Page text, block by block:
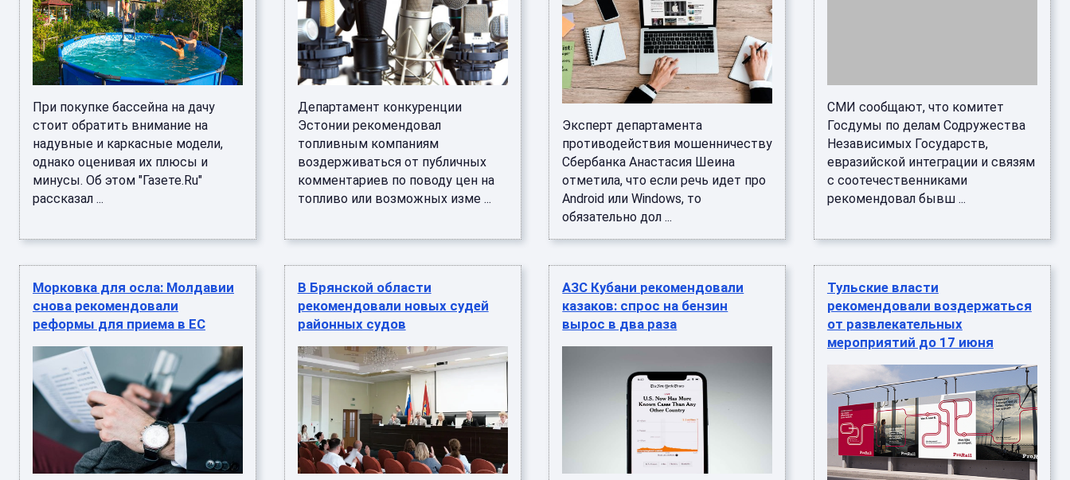
При покупке бассейна на дачу
стоит обратить внимание на
надувные и каркасные модели,
однако оценивая их плюсы и
минусы. Об этом "Газете.Ru"
рассказал ...
Департамент конкуренции
Эстонии рекомендовал
топливным компаниям
воздерживаться от публичных
комментариев по поводу цен на
топливо или возможных изме ...
Эксперт департамента
противодействия мошенничеству
Сбербанка Анастасия Шеина
отметила, что если речь идет про
Android или Windows, то
обязательно дол ...
СМИ сообщают, что комитет
Госдумы по делам Содружества
Независимых Государств,
евразийской интеграции и связям
с соотечественниками
рекомендовал бывш ...
Морковка для осла: Молдавии
снова рекомендовали
реформы для приема в ЕС
В Брянской области
рекомендовали новых судей
районных судов
АЗС Кубани рекомендовали
казаков: спрос на бензин
вырос в два раза
Тульские власти
рекомендовали воздержаться
от развлекательных
мероприятий до 17 июня